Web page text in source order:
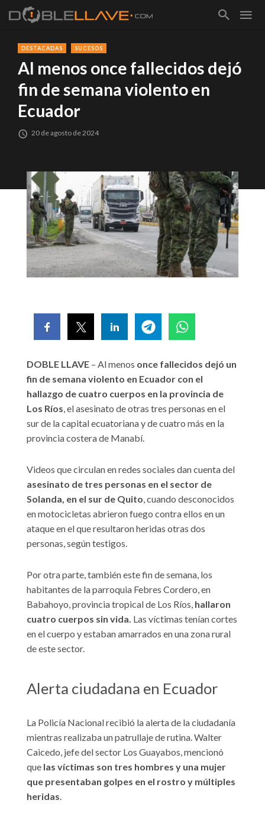
DESTACADAS SUCESOS
Al menos once fallecidos dejó
fin de semana violento en
Ecuador
20 de agosto de 2024
DOBLE LLAVE – Al menos once fallecidos dejó un
fin de semana violento en Ecuador con el
hallazgo de cuatro cuerpos en la provincia de
Los Ríos, el asesinato de otras tres personas en el
sur de la capital ecuatoriana y de cuatro más en la
provincia costera de Manabí.
Videos que circulan en redes sociales dan cuenta del
asesinato de tres personas en el sector de
Solanda, en el sur de Quito, cuando desconocidos
en motocicletas abrieron fuego contra ellos en un
ataque en el que resultaron heridas otras dos
personas, según testigos.
Por otra parte, también este fin de semana, los
habitantes de la parroquia Febres Cordero, en
Babahoyo, provincia tropical de Los Ríos, hallaron
cuatro cuerpos sin vida. Las víctimas tenían cortes
en el cuerpo y estaban amarrados en una zona rural
de este sector.
Alerta ciudadana en Ecuador
La Policía Nacional recibió la alerta de la ciudadanía
mientras realizaba un patrullaje de rutina. Walter
Caicedo, jefe del sector Los Guayabos, mencionó
que las víctimas son tres hombres y una mujer
que presentaban golpes en el rostro y múltiples
heridas.